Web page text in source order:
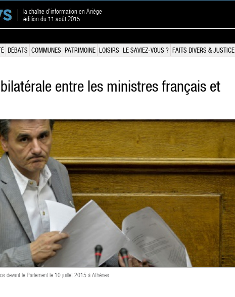
la chaîne d'information en Ariège
édition du 11 août 2015
DÉBATS COMMUNES PATRIMOINE LOISIRS LE SAVIEZ-VOUS ? FAITS DIVERS & JUSTICE
entre les ministres français et
devant le Parlement le 10 juillet 2015 à Athènes